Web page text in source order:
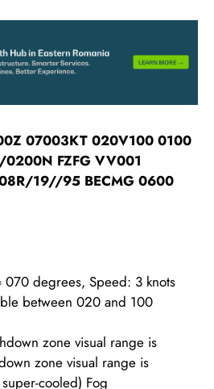
07003KT 020V100 0100
FZFG VV001
19//95 BECMG 0600
degrees, Speed: 3 knots
between 020 and 100
zone visual range is
zone visual range is
cooled) Fog